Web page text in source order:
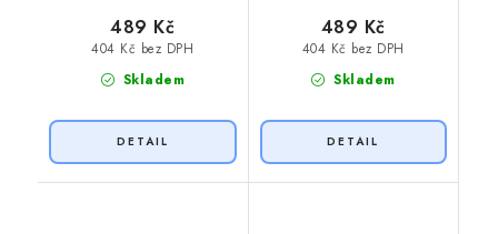
Skladem
404 Kč bez DPH
489 Kč
Skladem
404 Kč bez DPH
489 Kč